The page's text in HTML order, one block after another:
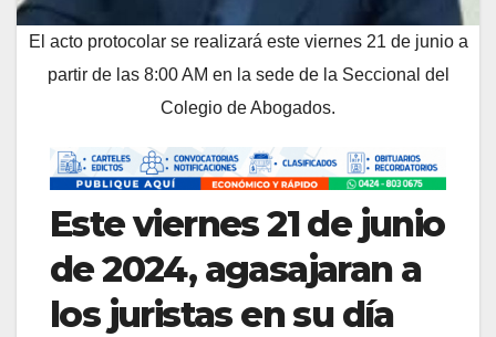
El acto protocolar se realizará este viernes 21 de junio a
partir de las 8:00 AM en la sede de la Seccional del
Colegio de Abogados.
Este viernes 21 de junio
de 2024, agasajaran a
los juristas en su día